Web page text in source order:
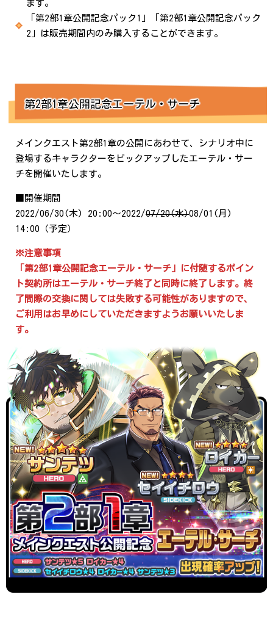
ます。
「第2部1章公開記念パック1」「第2部1章公開記念パック
2」は販売期間内のみ購入することができます。
第2部1章公開記念エーテル・サーチ
メインクエスト第2部1章の公開にあわせて、シナリオ中に
登場するキャラクターをピックアップしたエーテル・サー
チを開催いたします。
■開催期間
2022/06/30(木) 20:00～2022/07/20(水)08/01(月)
14:00（予定）
※注意事項
「第2部1章公開記念エーテル・サーチ」に付随するポイン
ト契約所はエーテル・サーチ終了と同時に終了します。終
了間際の交換に関しては失敗する可能性がありますので、
ご利用はお早めにしていただきますようお願いいたしま
す。